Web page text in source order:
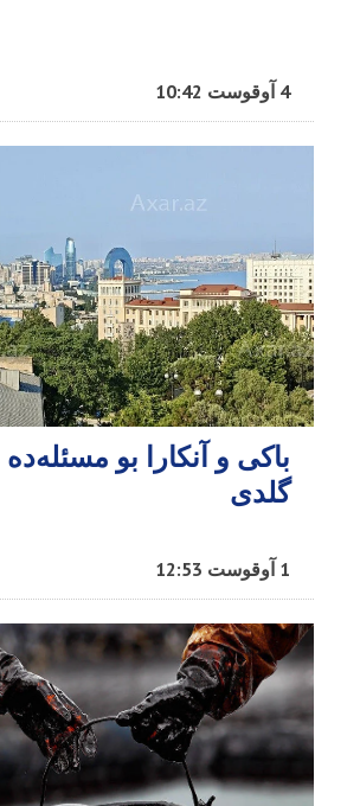
4 آوقوست 10:42
باکی و آنکارا بو مسئله‌ده
گلدی
1 آوقوست 12:53